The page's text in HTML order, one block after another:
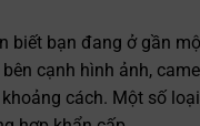
biết bạn đang ở gần
cạnh hình ảnh,
cách. Một số